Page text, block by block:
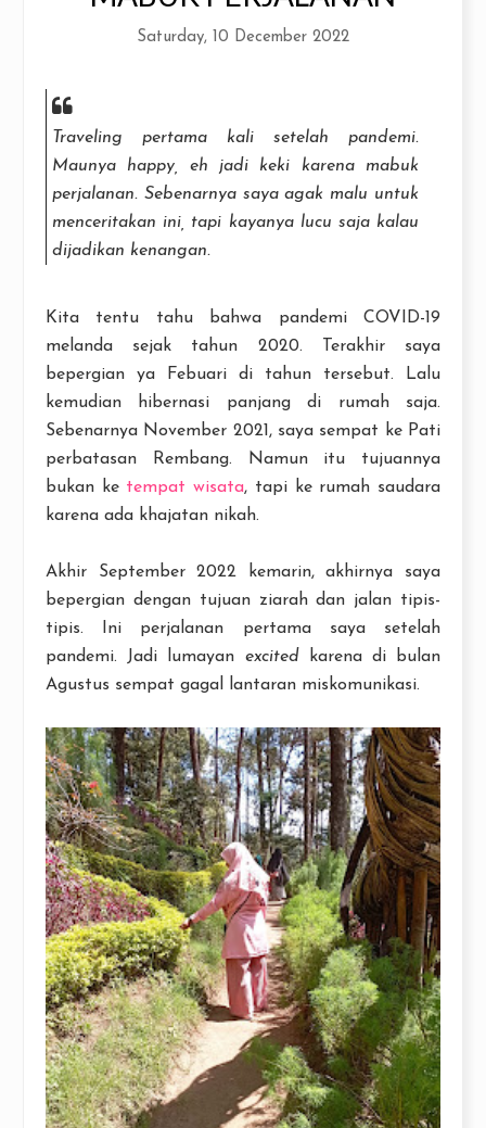
Saturday, 10 December 2022
Traveling pertama kali setelah pandemi.
Maunya happy, eh jadi keki karena mabuk
perjalanan. Sebenarnya saya agak malu untuk
menceritakan ini, tapi kayanya lucu saja kalau
dijadikan kenangan.
Kita tentu tahu bahwa pandemi COVID-19
melanda sejak tahun 2020. Terakhir saya
bepergian ya Febuari di tahun tersebut. Lalu
kemudian hibernasi panjang di rumah saja.
Sebenarnya November 2021, saya sempat ke Pati
perbatasan Rembang. Namun itu tujuannya
bukan ke tempat wisata, tapi ke rumah saudara
karena ada khajatan nikah.
Akhir September 2022 kemarin, akhirnya saya
bepergian dengan tujuan ziarah dan jalan tipis-
tipis. Ini perjalanan pertama saya setelah
pandemi. Jadi lumayan excited karena di bulan
Agustus sempat gagal lantaran miskomunikasi.